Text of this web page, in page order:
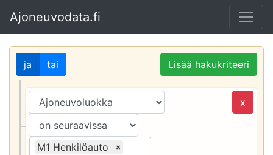
Ajoneuvodata.fi
Lisää hakukriteeri
ja tai
x
M1 Henkilöauto ×